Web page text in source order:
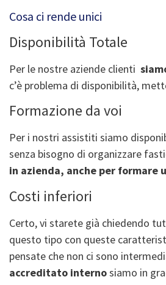
Cosa ci rende unici
Disponibilità Totale
Per le nostre aziende clienti
c’è problema di disponibilità,
Formazione da voi
Per i nostri assistiti siamo
senza bisogno di organizzare
in azienda, anche per formare
Costi inferiori
Certo, vi starete già chiedendo
questo tipo con queste
pensate che non ci sono
accreditato internosiamo in